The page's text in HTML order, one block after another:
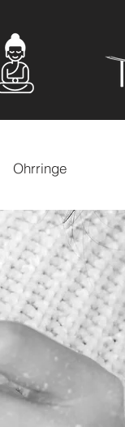
Ohrringe